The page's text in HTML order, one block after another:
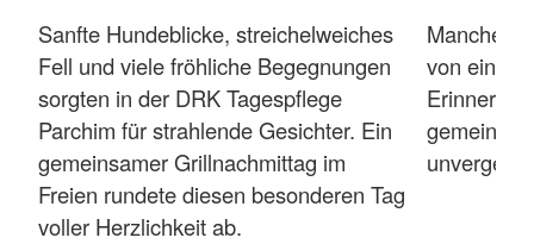
Sanfte Hundeblicke, streichelweiches
Fell und viele fröhliche Begegnungen
sorgten in der DRK Tagespflege
Parchim für strahlende Gesichter. Ein
gemeinsamer Grillnachmittag im
Freien rundete diesen besonderen Tag
voller Herzlichkeit ab.
Manche
von einem